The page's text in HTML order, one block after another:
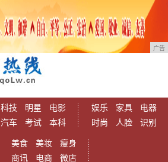
广告
科技 明星
电影
汽车
考试 本科
娱乐 家具
电器
时尚
人脸 识别
美食 美妆
瘦身
商讯
电商 微店